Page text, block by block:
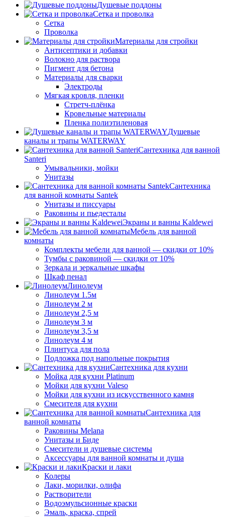
Душевые поддоны
Сетка и проволка
Сетка
Проволка
Материалы для стройки
Антисептики и добавки
Волокно для раствора
Пигмент для бетона
Материалы для сварки
Электроды
Мягкая кровля, пленки
Стретч-плёнка
Кровельные материалы
Пленка полиэтиленовая
Душевые
каналы и трапы WATERWAY
Сантехника для ванной
Santeri
Умывальники, мойки
Унитазы
Сантехника
для ванной комнаты Santek
Унитазы и писсуары
Раковины и пьедесталы
Экраны и ванны Kaldewei
Мебель для ванной
комнаты
Комплекты мебели для ванной — скидки от 10%
Тумбы с раковиной — скидки от 10%
Зеркала и зеркальные шкафы
Шкаф пенал
Линолеум
Линолеум 1.5м
Линолеум 2 м
Линолеум 2,5 м
Линолеум 3 м
Линолеум 3,5 м
Линолеум 4 м
Плинтуса для пола
Подложка под напольные покрытия
Сантехника для кухни
Мойка для кухни Platinum
Мойки для кухни Valeso
Мойки для кухни из искусственного камня
Смесителя для кухни
Сантехника для
ванной комнаты
Раковины Melana
Унитазы и Биде
Смесители и душевые системы
Аксессуары для ванной комнаты и душа
Краски и лаки
Колеры
Лаки, морилки, олифа
Растворители
Водоэмульсионные краски
Эмаль, краска, спрей